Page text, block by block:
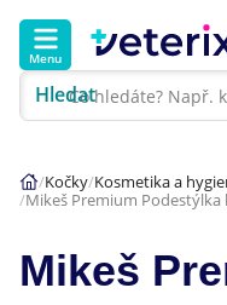
Menu
Hledat
Hlavní kategorie
Akce
Kočky Kosmetika a
Mikeš Premium Podestýlka
Mikeš